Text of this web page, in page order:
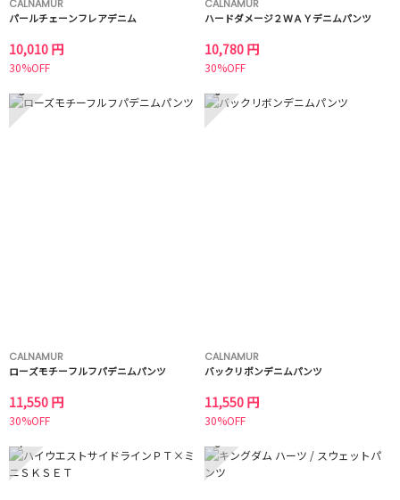
CALNAMUR
パールチェーンフレアデニム
10,010 円
30%OFF
CALNAMUR
ハードダメージ２ＷＡＹデニムパンツ
10,780 円
30%OFF
5
CALNAMUR
ローズモチーフルフパデニムパンツ
11,550 円
30%OFF
6
CALNAMUR
バックリボンデニムパンツ
11,550 円
30%OFF
7 8